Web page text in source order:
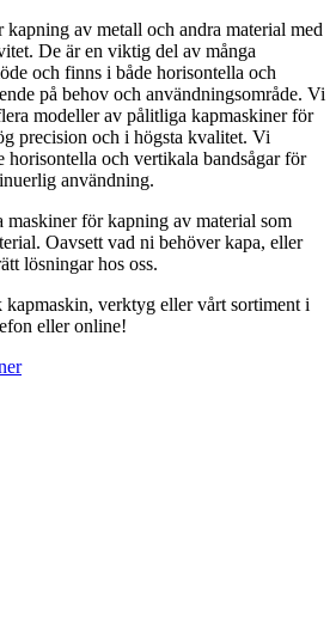
av metall och andra material med
De är en viktig del av många
och finns i både horisontella och
på behov och användningsområde. Vi
modeller av pålitliga kapmaskiner för
precision och i högsta kvalitet. Vi
horisontella och vertikala bandsågar för
användning.
maskiner för kapning av material som
Oavsett vad ni behöver kapa, eller
lösningar hos oss.
verktyg eller vårt sortiment i
eller online!